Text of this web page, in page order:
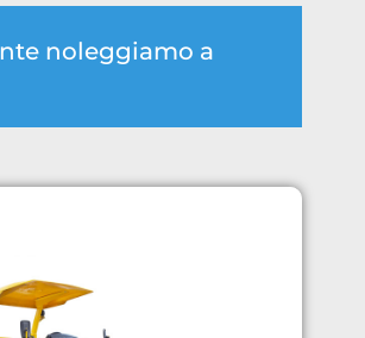
noleggiamo a